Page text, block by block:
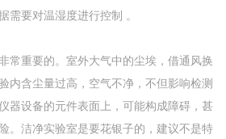
需要对温湿度进行控制 。
常重要的。室外大气中的尘埃，借通风换
内含尘量过高，空气不净，不但影响检测
器设备的元件表面上，可能构成障碍，甚
。洁净实验室是要花银子的，建议不是特